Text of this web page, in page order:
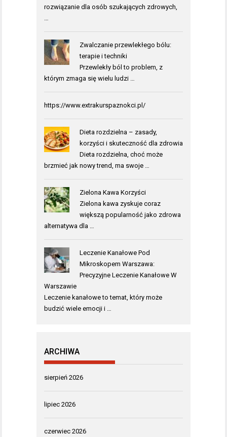
rozwiązanie dla osób szukających zdrowych,
…
Zwalczanie przewlekłego bólu:
terapie i techniki
Przewlekły ból to problem, z
którym zmaga się wielu ludzi …
https://www.extrakurspaznokci.pl/
Dieta rozdzielna – zasady,
korzyści i skuteczność dla zdrowia
Dieta rozdzielna, choć może
brzmieć jak nowy trend, ma swoje …
Zielona Kawa Korzyści
Zielona kawa zyskuje coraz
większą popularność jako zdrowa
alternatywa dla …
Leczenie Kanałowe Pod
Mikroskopem Warszawa:
Precyzyjne Leczenie Kanałowe W
Warszawie
Leczenie kanałowe to temat, który może
budzić wiele emocji i …
ARCHIWA
sierpień 2026
lipiec 2026
czerwiec 2026